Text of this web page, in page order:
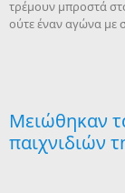
τρέμουν μπροστά
ούτε έναν αγώνα με
Μειώθηκαν
παιχνιδιών